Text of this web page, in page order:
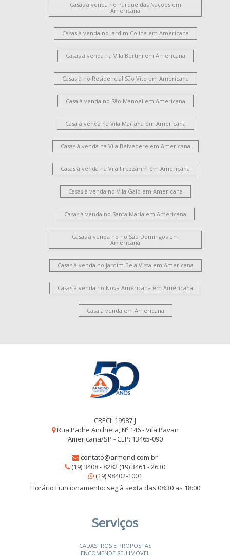
Casas à venda no Parque das Nações em
Americana
Casas à venda no Jardim Colina em Americana
Casas à venda na Vila Bertini em Americana
Casas à no Residencial São Vito em Americana
Casa à venda no São Manoel em Americana
Casa à venda na Vila Mariana em Americana
Casas à venda na Vila Belvedere em Americana
Casas à venda na Vila Frezzarim em Americana
Casas à venda no Vila Galo em Americana
Casas à venda no Santa Maria em Americana
Casas à venda no no São Domingos em
Americana
Casas à venda no Jardim Bela Vista em Americana
Casas à venda no Nova Americana em Americana
Casa à venda em Americana
CRECI: 19987-J
Rua Padre Anchieta, Nº 146 - Vila Pavan
Americana/SP - CEP: 13465-090
contato@armond.com.br
(19) 3408 - 8282 (19) 3461 - 2630
(19) 98402-1001
Horário Funcionamento: seg à sexta das 08:30 as 18:00
Serviços
CADASTROS E PROPOSTAS
ENCOMENDE SEU IMÓVEL